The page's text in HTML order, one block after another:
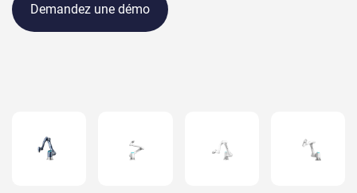
Demandez une démo